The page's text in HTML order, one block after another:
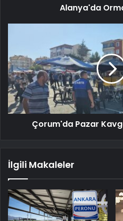
Alanya'da
Çorum'da Pazar
İlgili Makaleler